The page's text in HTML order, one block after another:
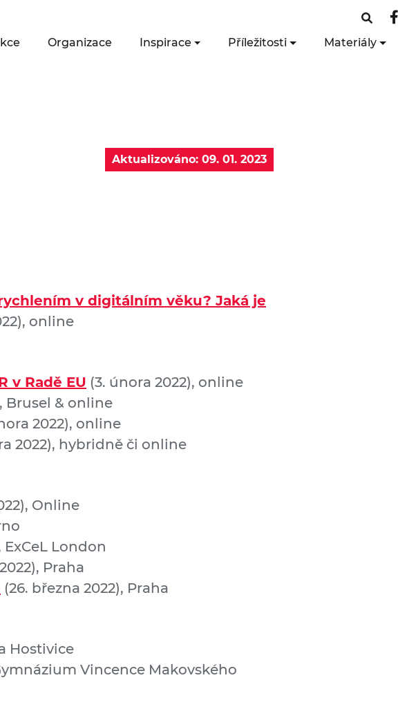
Organizace Inspirace Příležitosti Materiály
Aktualizováno: 09. 01. 2023
v digitálním věku? Jaká je
online
v Radě EU (3. února 2022), online
Brusel & online
2022), online
2022), hybridně či online
Online
ExCeL London
Praha
(26. března 2022), Praha
Hostivice
Vincence Makovského